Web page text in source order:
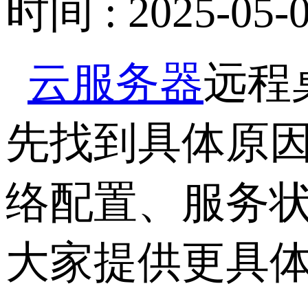
时间 : 2025-05-
云服务器远程
先找到具体原
络配置、服务
大家提供更具